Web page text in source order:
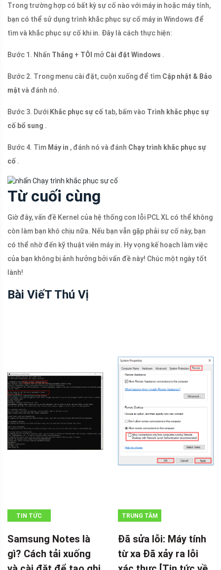
Trong trường hợp có bất kỳ sự cố nào với máy in hoặc máy tính,
bạn có thể sử dụng trình khắc phục sự cố máy in Windows để
tìm và khắc phục sự cố khi in. Đây là cách thực hiện:
Bước 1. Nhấn Thắng + TÔI mở Cài đặt Windows .
Bước 2. Trong menu cài đặt, cuộn xuống để tìm Cập nhật & Bảo
mật và đánh nó.
Bước 3. Dưới Khắc phục sự cố tab, bấm vào Trình khắc phục sự
cố bổ sung .
Bước 4. Tìm Máy in , đánh nó và đánh Chạy trình khắc phục sự
cố .
Từ cuối cùng
Giờ đây, vấn đề Kernel của hệ thống con lỗi PCL XL có thể không
còn làm bạn khó chịu nữa. Nếu bạn vẫn gặp phải sự cố này, bạn
có thể nhờ đến kỹ thuật viên máy in. Hy vọng kế hoạch làm việc
của bạn không bị ảnh hưởng bởi vấn đề này! Chúc một ngày tốt
lành!
Bài ViếT Thú Vị
TIN TỨC
Samsung Notes là
gì? Cách tải xuống
TRUNG TÂM
MINITOOL
Đã sửa lỗi: Máy tính
từ xa Đã xảy ra lỗi